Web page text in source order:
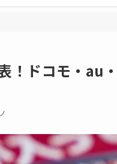
！ドコモ・au